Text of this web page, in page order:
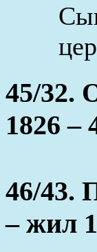
45/
1826 –
46/
– жил